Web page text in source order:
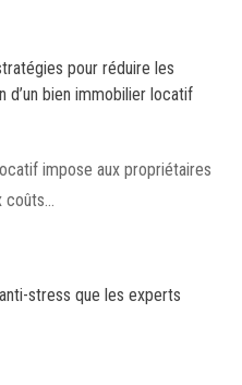
pour réduire les
d’un bien immobilier locatif
impose aux propriétaires
coûts…
stress que les experts